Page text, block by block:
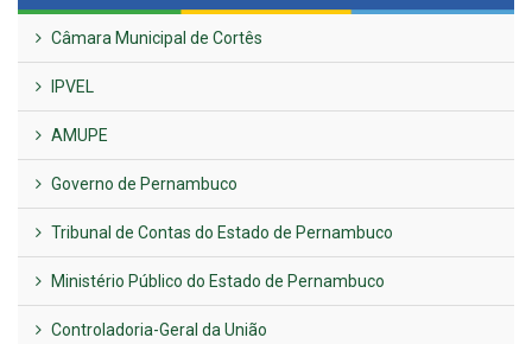
Câmara Municipal de Cortês
IPVEL
AMUPE
Governo de Pernambuco
Tribunal de Contas do Estado de Pernambuco
Ministério Público do Estado de Pernambuco
Controladoria-Geral da União